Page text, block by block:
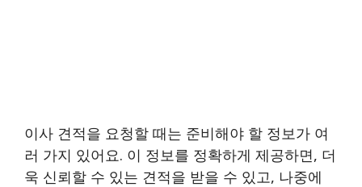
이사 견적을 요청할 때는 준비해야 할 정보가 여
러 가지 있어요. 이 정보를 정확하게 제공하면, 더
욱 신뢰할 수 있는 견적을 받을 수 있고, 나중에